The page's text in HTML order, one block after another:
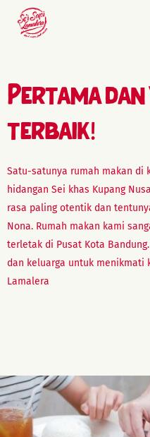
Pertama dan
terbaik!
Satu-satunya rumah makan di
hidangan Sei khas Kupang
rasa paling otentik dan
Nona. Rumah makan kami
terletak di Pusat Kota
dan keluarga untuk menikmati
Lamalera